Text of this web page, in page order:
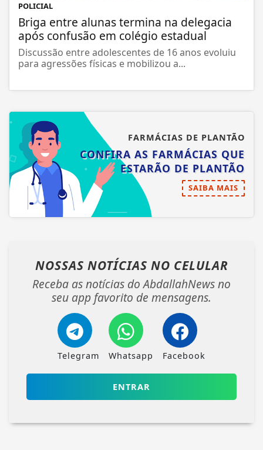
POLICIAL
Briga entre alunas termina na delegacia
após confusão em colégio estadual
Discussão entre adolescentes de 16 anos evoluiu
para agressões físicas e mobilizou a...
FARMÁCIAS DE PLANTÃO
CONFIRA AS FARMÁCIAS QUE
ESTARÃO DE PLANTÃO
SAIBA MAIS
NOSSAS NOTÍCIAS NO CELULAR
Receba as notícias do AbdallahNews no
seu app favorito de mensagens.
Telegram Whatsapp Facebook
ENTRAR